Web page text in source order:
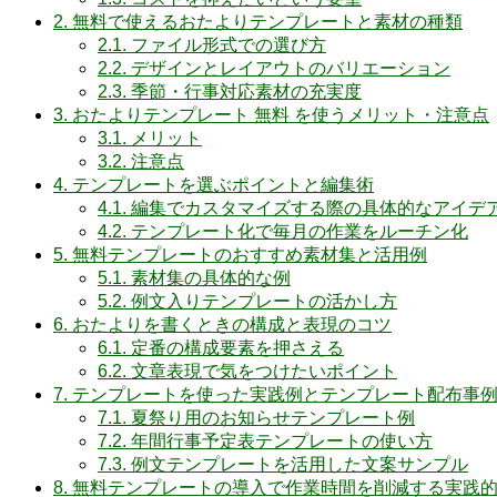
2. 無料で使えるおたよりテンプレートと素材の種類
2.1. ファイル形式での選び方
2.2. デザインとレイアウトのバリエーション
2.3. 季節・行事対応素材の充実度
3. おたよりテンプレート 無料 を使うメリット・注意点
3.1. メリット
3.2. 注意点
4. テンプレートを選ぶポイントと編集術
4.1. 編集でカスタマイズする際の具体的なアイデ
4.2. テンプレート化で毎月の作業をルーチン化
5. 無料テンプレートのおすすめ素材集と活用例
5.1. 素材集の具体的な例
5.2. 例文入りテンプレートの活かし方
6. おたよりを書くときの構成と表現のコツ
6.1. 定番の構成要素を押さえる
6.2. 文章表現で気をつけたいポイント
7. テンプレートを使った実践例とテンプレート配布事例
7.1. 夏祭り用のお知らせテンプレート例
7.2. 年間行事予定表テンプレートの使い方
7.3. 例文テンプレートを活用した文案サンプル
8. 無料テンプレートの導入で作業時間を削減する実践